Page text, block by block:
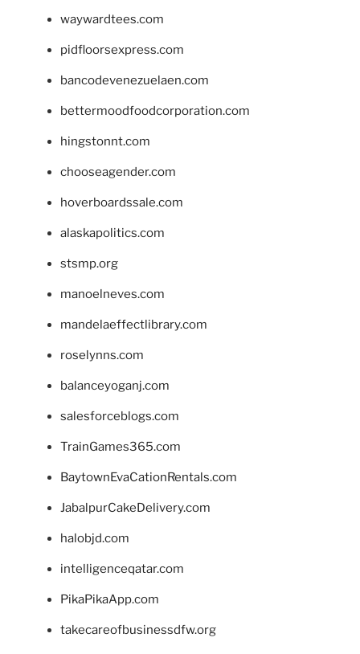
waywardtees.com
pidfloorsexpress.com
bancodevenezuelaen.com
bettermoodfoodcorporation.com
hingstonnt.com
chooseagender.com
hoverboardssale.com
alaskapolitics.com
stsmp.org
manoelneves.com
mandelaeffectlibrary.com
roselynns.com
balanceyoganj.com
salesforceblogs.com
TrainGames365.com
BaytownEvaCationRentals.com
JabalpurCakeDelivery.com
halobjd.com
intelligenceqatar.com
PikaPikaApp.com
takecareofbusinessdfw.org